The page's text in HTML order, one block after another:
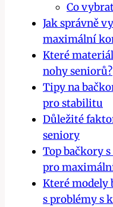
Co
Jak správně
maximální
Které
nohy seniorů?
Tipy na
pro stabilitu
Důležité
seniory
Top bačkory
pro
Které modely
s problémy s